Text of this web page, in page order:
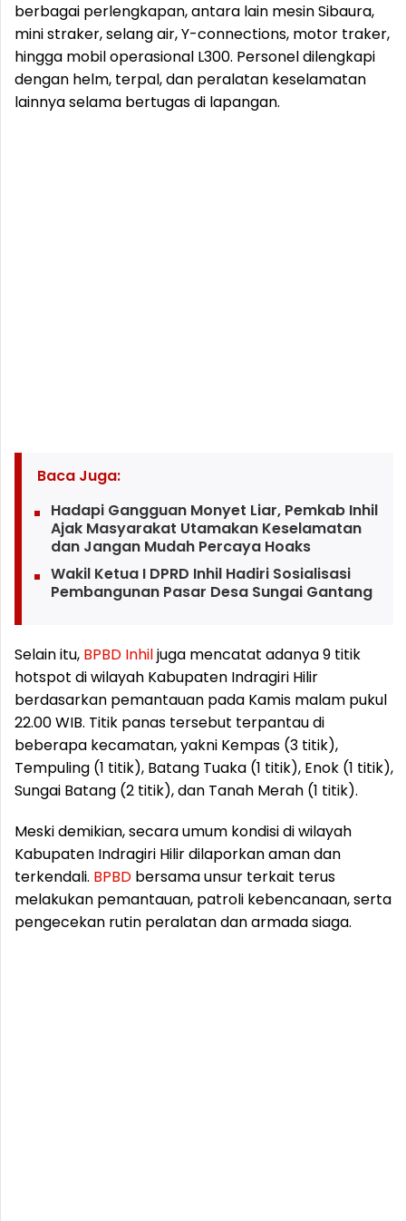
berbagai perlengkapan, antara lain mesin Sibaura,
mini straker, selang air, Y-connections, motor traker,
hingga mobil operasional L300. Personel dilengkapi
dengan helm, terpal, dan peralatan keselamatan
lainnya selama bertugas di lapangan.
Baca Juga:
Hadapi Gangguan Monyet Liar, Pemkab Inhil
Ajak Masyarakat Utamakan Keselamatan
dan Jangan Mudah Percaya Hoaks
Wakil Ketua I DPRD Inhil Hadiri Sosialisasi
Pembangunan Pasar Desa Sungai Gantang
Selain itu, BPBD Inhiljuga mencatat adanya 9 titik
hotspot di wilayah Kabupaten Indragiri Hilir
berdasarkan pemantauan pada Kamis malam pukul
22.00 WIB. Titik panas tersebut terpantau di
beberapa kecamatan, yakni Kempas (3 titik),
Tempuling (1 titik), Batang Tuaka (1 titik), Enok (1 titik),
Sungai Batang (2 titik), dan Tanah Merah (1 titik).
Meski demikian, secara umum kondisi di wilayah
Kabupaten Indragiri Hilir dilaporkan aman dan
terkendali. BPBD bersama unsur terkait terus
melakukan pemantauan, patroli kebencanaan, serta
pengecekan rutin peralatan dan armada siaga.